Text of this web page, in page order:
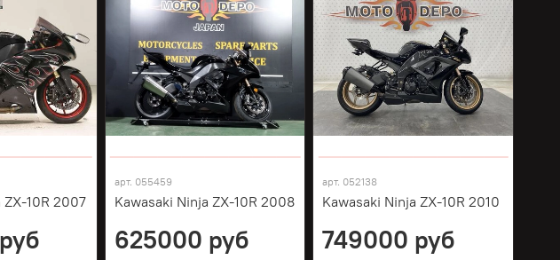
10R 2007
арт. 055459
Kawasaki Ninja ZX-10R 2008
625000 руб
арт. 052138
Kawasaki Ninja ZX-10R 2010
749000 руб